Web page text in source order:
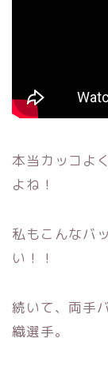
本当カッコよ
よね！
私もこんなバ
い！！
続いて、両手
織選手。